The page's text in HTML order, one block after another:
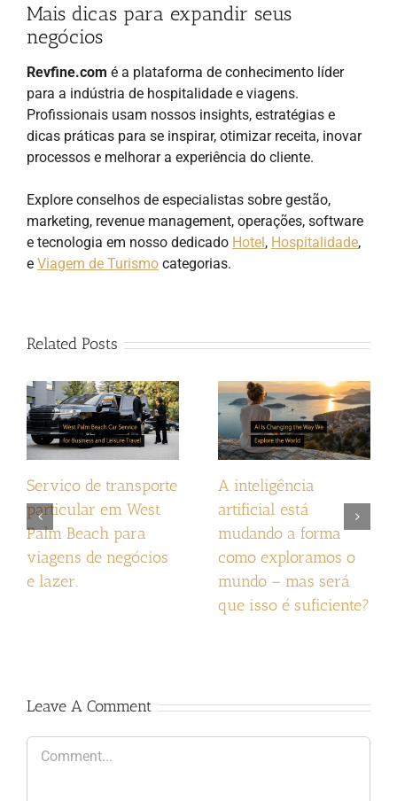
Mais dicas para expandir seus
negócios
Revfine.com é a plataforma de conhecimento líder
para a indústria de hospitalidade e viagens.
Profissionais usam nossos insights, estratégias e
dicas práticas para se inspirar, otimizar receita, inovar
processos e melhorar a experiência do cliente.
Explore conselhos de especialistas sobre gestão,
marketing, revenue management, operações, software
e tecnologia em nosso dedicado Hotel , Hospitalidade,
e Viagem de Turismo categorias.
Related Posts
Serviço de transporte
particular em West
Palm Beach para
viagens de negócios
e lazer.
A inteligência
artificial está
mudando a forma
como exploramos o
mundo – mas será
que isso é suficiente?
Leave A Comment